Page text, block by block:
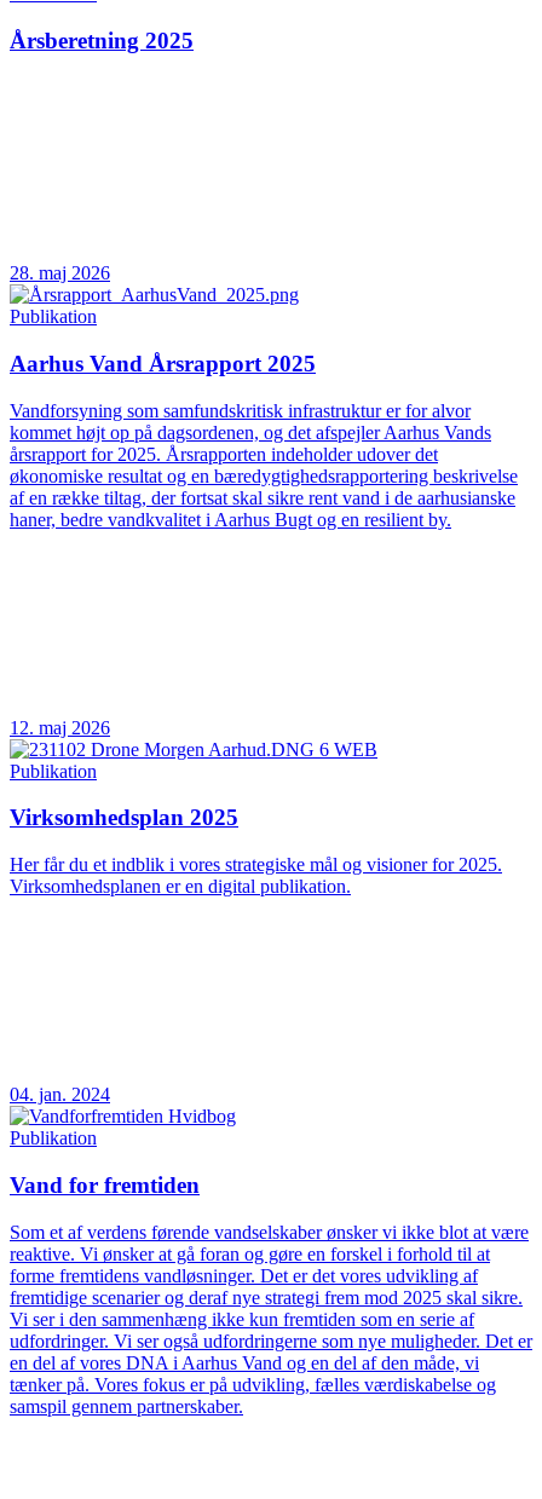
Årsberetning 2025
28. maj 2026
Publikation
Aarhus Vand Årsrapport 2025
Vandforsyning som samfundskritisk infrastruktur er for alvor
kommet højt op på dagsordenen, og det afspejler Aarhus Vands
årsrapport for 2025. Årsrapporten indeholder udover det
økonomiske resultat og en bæredygtighedsrapportering beskrivelse
af en række tiltag, der fortsat skal sikre rent vand i de aarhusianske
haner, bedre vandkvalitet i Aarhus Bugt og en resilient by.
12. maj 2026
Publikation
Virksomhedsplan 2025
Her får du et indblik i vores strategiske mål og visioner for 2025.
Virksomhedsplanen er en digital publikation.
04. jan. 2024
Publikation
Vand for fremtiden
Som et af verdens førende vandselskaber ønsker vi ikke blot at være
reaktive. Vi ønsker at gå foran og gøre en forskel i forhold til at
forme fremtidens vandløsninger. Det er det vores udvikling af
fremtidige scenarier og deraf nye strategi frem mod 2025 skal sikre.
Vi ser i den sammenhæng ikke kun fremtiden som en serie af
udfordringer. Vi ser også udfordringerne som nye muligheder. Det er
en del af vores DNA i Aarhus Vand og en del af den måde, vi
tænker på. Vores fokus er på udvikling, fælles værdiskabelse og
samspil gennem partnerskaber.